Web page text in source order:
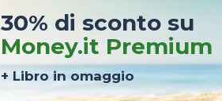
30% di sconto su
Money.it Premium
+ Libro in omaggio